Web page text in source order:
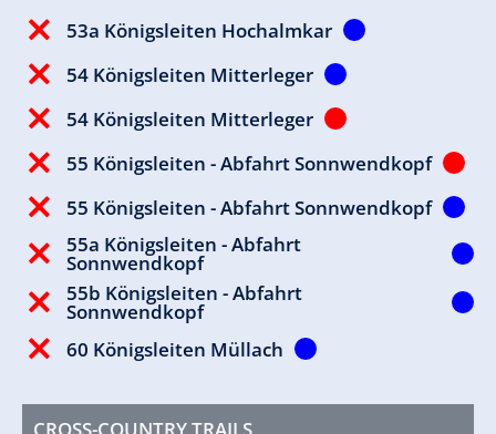
53a Königsleiten Hochalmkar
54 Königsleiten Mitterleger
54 Königsleiten Mitterleger
55 Königsleiten - Abfahrt Sonnwendkopf
55 Königsleiten - Abfahrt Sonnwendkopf
55a Königsleiten - Abfahrt
Sonnwendkopf
55b Königsleiten - Abfahrt
Sonnwendkopf
60 Königsleiten Müllach